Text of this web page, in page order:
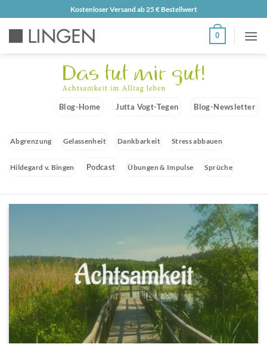
Inhalt
Kostenloser Versand ab 25 € Bestellwert
0
Blog-Home Jutta Vogt-Tegen Blog-Newsletter
Abgrenzung Gelassenheit Dankbarkeit Stress abbauen
Hildegard v. Bingen Podcast Übungen & Impulse Sprüche